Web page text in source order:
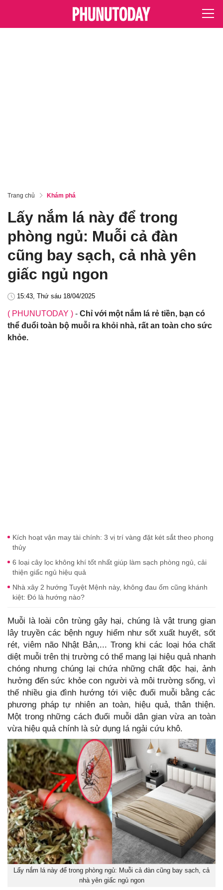
Trang chủ Khám phá
Lấy nắm lá này để trong
phòng ngủ: Muỗi cả đàn
cũng bay sạch, cả nhà yên
giấc ngủ ngon
15:43, Thứ sáu 18/04/2025
( PHUNUTODAY ) - Chỉ với một nắm lá rẻ tiền, bạn có
thể đuổi toàn bộ muỗi ra khỏi nhà, rất an toàn cho sức
khỏe.
Kích hoạt vận may tài chính: 3 vị trí vàng đặt két sắt theo phong
thủy
6 loại cây lọc không khí tốt nhất giúp làm sạch phòng ngủ, cải
thiện giấc ngủ hiệu quả
Nhà xây 2 hướng Tuyệt Mệnh này, không đau ốm cũng khánh
kiệt: Đó là hướng nào?
Muỗi là loài côn trùng gây hại, chúng là vật trung gian
lây truyền các bệnh nguy hiểm như sốt xuất huyết, sốt
rét, viêm não Nhật Bản,... Trong khi các loại hóa chất
diệt muỗi trên thị trường có thể mang lại hiệu quả nhanh
chóng nhưng chúng lại chứa những chất độc hại, ảnh
hưởng đến sức khỏe con người và môi trường sống, vì
thế nhiều gia đình hướng tới việc đuổi muỗi bằng các
phương pháp tự nhiên an toàn, hiệu quả, thân thiện.
Một trong những cách đuổi muỗi dân gian vừa an toàn
vừa hiệu quả chính là sử dụng lá ngải cứu khô.
Lấy nắm lá này để trong phòng ngủ: Muỗi cả đàn cũng bay sạch, cả
nhà yên giấc ngủ ngon